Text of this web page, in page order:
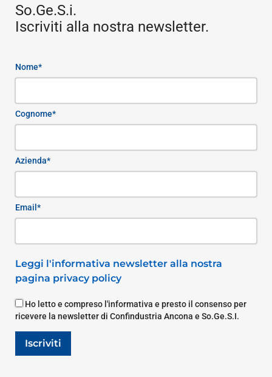
So.Ge.S.i.
Iscriviti alla nostra newsletter.
Nome*
Cognome*
Azienda*
Email*
Leggi l'informativa newsletter alla nostra
pagina privacy policy
Ho letto e compreso l'informativa e presto il consenso per
ricevere la newsletter di Confindustria Ancona e So.Ge.S.I.
Iscriviti